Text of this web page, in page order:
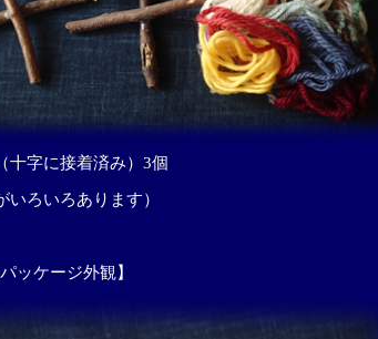
十字に接着済み）3個
いろいろあります）
ッケージ外観】